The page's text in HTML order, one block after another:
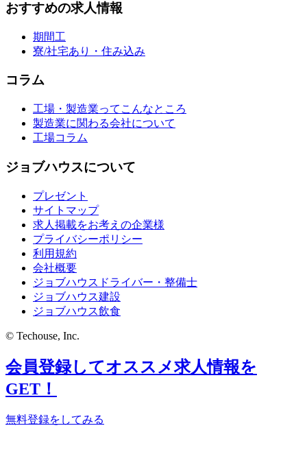
おすすめの求人情報
期間工
寮/社宅あり・住み込み
コラム
工場・製造業ってこんなところ
製造業に関わる会社について
工場コラム
ジョブハウスについて
プレゼント
サイトマップ
求人掲載をお考えの企業様
プライバシーポリシー
利用規約
会社概要
ジョブハウスドライバー・整備士
ジョブハウス建設
ジョブハウス飲食
© Techouse, Inc.
会員登録してオススメ求人情報を
GET！
無料登録をしてみる